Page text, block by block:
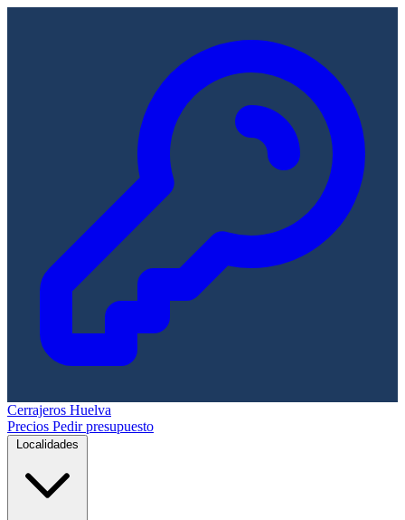
Cerrajeros Huelva
Precios Pedir presupuesto
Localidades